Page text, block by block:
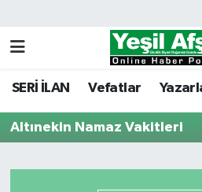
SERİ İLAN Vefatlar
Altınekin Namaz Vakitleri
Kahramanmaraş Nöbetçi
Kahramanmaraş Namaz